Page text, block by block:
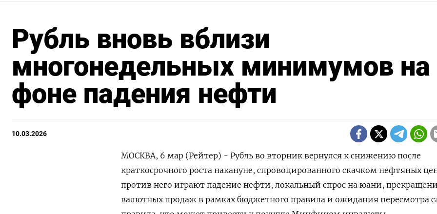
Рубль вновь вблизи
многонедельных минимумов на
фоне падения нефти
10.03.2026
МОСКВА, 6 мар (Рейтер) - Рубль во вторник вернулся к снижению после
краткосрочного роста накануне, спровоцированного скачком нефтяных
против него играют падение нефти, локальный спрос на юани,
валютных продаж в рамках бюджетного правила и ожидания пересмотра